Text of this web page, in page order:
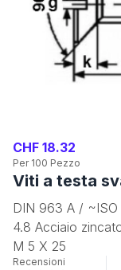
CHF 18.32
Per 100 Pezzo
Viti a testa
DIN 963 A /
4.8 Acciaio
M 5 X 25
Recensioni